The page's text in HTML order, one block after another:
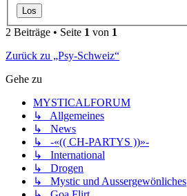
2 Beiträge • Seite 1 von 1
Zurück zu „Psy-Schweiz“
Gehe zu
MYSTICALFORUM
↳ Allgemeines
↳ News
↳ -«(( CH-PARTYS ))»-
↳ International
↳ Drogen
↳ Mystic und Aussergewönliches